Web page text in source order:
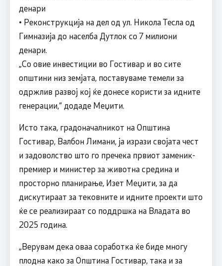
денари
• Реконструкција на дел од ул. Никола Тесла од
Гимназија до населба Дутлок со 7 милиони
денари.
„Со овие инвестиции во Гостивар и во сите
општини низ земјата, поставуваме темели за
одржлив развој кој ќе донесе користи за идните
генерации,“ додаде Меџити.
Исто така, градоначалникот на Општина
Гостивар, Валбон Лимани, ја изрази својата чест
и задоволство што го пречека првиот заменик-
премиер и министер за животна средина и
просторно планирање, Изет Меџити, за да
дискутираат за тековните и идните проекти што
ќе се реализираат со поддршка на Владата во
2025 година.
„Верувам дека оваа соработка ќе биде многу
плодна како за Општина Гостивар, така и за